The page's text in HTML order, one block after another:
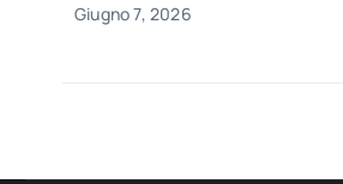
Giugno 7, 2026